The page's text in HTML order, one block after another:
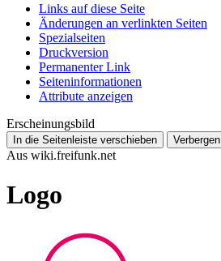
Links auf diese Seite
Änderungen an verlinkten Seiten
Spezialseiten
Druckversion
Permanenter Link
Seiten­­informationen
Attribute anzeigen
Erscheinungsbild
In die Seitenleiste verschieben Verbergen
Aus wiki.freifunk.net
Logo